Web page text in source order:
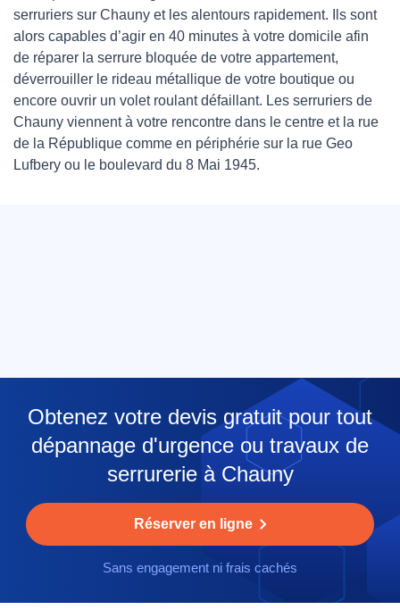
serruriers sur Chauny et les alentours rapidement. Ils sont
alors capables d’agir en 40 minutes à votre domicile afin
de réparer la serrure bloquée de votre appartement,
déverrouiller le rideau métallique de votre boutique ou
encore ouvrir un volet roulant défaillant. Les serruriers de
Chauny viennent à votre rencontre dans le centre et la rue
de la République comme en périphérie sur la rue Geo
Lufbery ou le boulevard du 8 Mai 1945.
Obtenez votre devis gratuit pour tout
dépannage d'urgence ou travaux de
serrurerie à Chauny
Réserver en ligne
Sans engagement ni frais cachés